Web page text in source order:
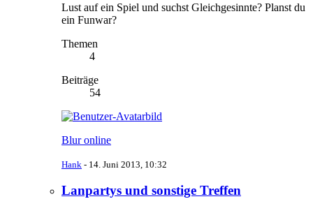
Lust auf ein Spiel und suchst Gleichgesinnte? Planst du
ein Funwar?
Themen
4
Beiträge
54
Blur online
Hank - 14. Juni 2013, 10:32
Lanpartys und sonstige Treffen